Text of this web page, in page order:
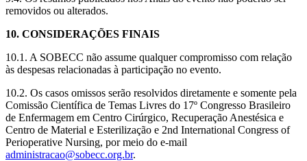
removidos ou alterados.
10. CONSIDERAÇÕES FINAIS
10.1. A SOBECC não assume qualquer compromisso com relação
às despesas relacionadas à participação no evento.
10.2. Os casos omissos serão resolvidos diretamente e somente pela
Comissão Científica de Temas Livres do 17º Congresso Brasileiro
de Enfermagem em Centro Cirúrgico, Recuperação Anestésica e
Centro de Material e Esterilização e 2nd International Congress of
Perioperative Nursing, por meio do e-mail
administracao@sobecc.org.br.